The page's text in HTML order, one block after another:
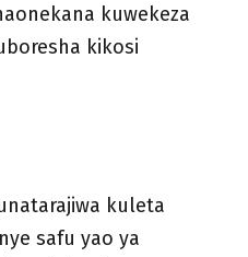
kuwekeza
kikosi
kuleta
safu yao ya